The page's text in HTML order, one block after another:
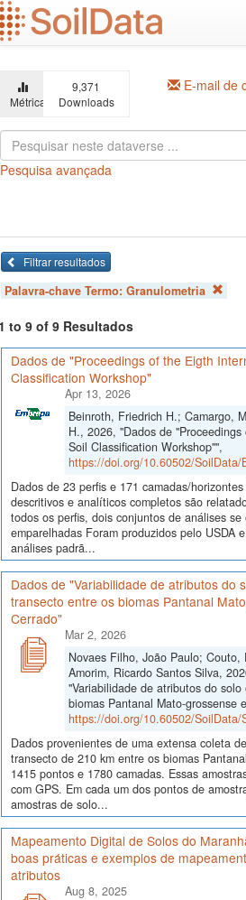
Ir
para
o
principal
Métricas
9,371
Downloads
E-mail de
Pesquisa avançada
Filtrar resultados
Palavra-chave Termo: Granulometria
to 9 of 9 Resultados
Dados de "Proceedings of the Eigth
Classification Workshop"
Apr 13, 2026
Beinroth, Friedrich H.; Camargo,
H., 2026, "Dados de
Soil Classification Workshop"",
https://doi.org/10.60502/SoilData/
Dados de 23 perfis e 171 camadas/
descritivos e analíticos completos são
todos os perfis, dois conjuntos de análises
emparelhadas Foram produzidos pelo USDA
análises padrã...
Dados de "Variabilidade de atributos do
transecto entre os biomas Pantanal
Cerrado"
Mar 2, 2026
Novaes Filho, João Paulo; Couto,
Amorim, Ricardo Santos Silva,
"Variabilidade de atributos do
biomas Pantanal Mato-grossense
https://doi.org/10.60502/SoilData/
Dados provenientes de uma extensa coleta
transecto de 210 km entre os biomas
1415 pontos e 1780 camadas. Essas
com GPS. Em cada um dos pontos de
amostras de solo...
Mapeamento Digital de Solos do
boas práticas e exemplos de
atributos
Aug 8, 2025